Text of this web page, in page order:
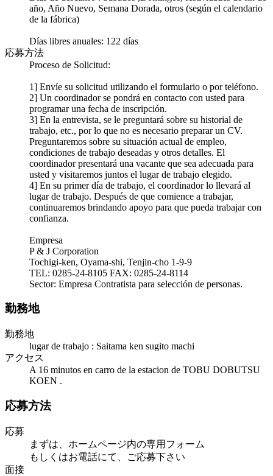
año, Año Nuevo, Semana Dorada, otros (según el calendario
de la fábrica)
Días libres anuales: 122 días
応募方法
Proceso de Solicitud:
1] Envíe su solicitud utilizando el formulario o por teléfono.
2] Un coordinador se pondrá en contacto con usted para
programar una fecha de inscripción.
3] En la entrevista, se le preguntará sobre su historial de
trabajo, etc., por lo que no es necesario preparar un CV.
Preguntaremos sobre su situación actual de empleo,
condiciones de trabajo deseadas y otros detalles. El
coordinador presentará una vacante que sea adecuada para
usted y visitaremos juntos el lugar de trabajo elegido.
4] En su primer día de trabajo, el coordinador lo llevará al
lugar de trabajo. Después de que comience a trabajar,
continuaremos brindando apoyo para que pueda trabajar con
confianza.
Empresa
P & J Corporation
Tochigi-ken, Oyama-shi, Tenjin-cho 1-9-9
TEL: 0285-24-8105 FAX: 0285-24-8114
Sector: Empresa Contratista para selección de personas.
勤務地
勤務地
lugar de trabajo : Saitama ken sugito machi
アクセス
A 16 minutos en carro de la estacion de TOBU DOBUTSU
KOEN .
応募方法
応募
まずは、ホームページ内の専用フォーム
もしくはお電話にて、ご応募下さい
面接